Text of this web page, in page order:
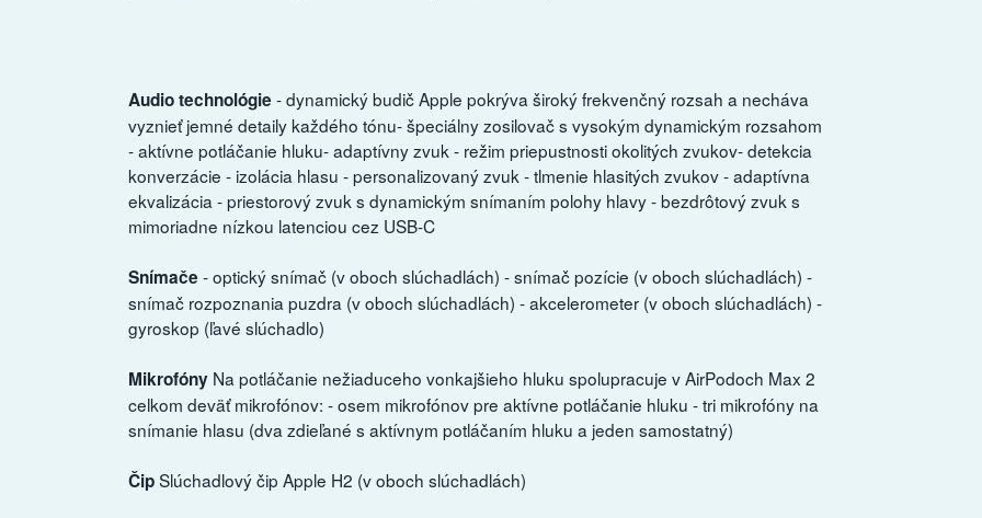
Audio technológie - dynamický budič Apple pokrýva široký frekvenčný rozsah a necháva
vyznieť jemné detaily každého tónu- špeciálny zosilovač s vysokým dynamickým rozsahom
- aktívne potláčanie hluku- adaptívny zvuk - režim priepustnosti okolitých zvukov- detekcia
konverzácie - izolácia hlasu - personalizovaný zvuk - tlmenie hlasitých zvukov - adaptívna
ekvalizácia - priestorový zvuk s dynamickým snímaním polohy hlavy - bezdrôtový zvuk s
mimoriadne nízkou latenciou cez USB-C
Snímače - optický snímač (v oboch slúchadlách) - snímač pozície (v oboch slúchadlách) -
snímač rozpoznania puzdra (v oboch slúchadlách) - akcelerometer (v oboch slúchadlách) -
gyroskop (ľavé slúchadlo)
Mikrofóny Na potláčanie nežiaduceho vonkajšieho hluku spolupracuje v AirPodoch Max 2
celkom deväť mikrofónov: - osem mikrofónov pre aktívne potláčanie hluku - tri mikrofóny na
snímanie hlasu (dva zdieľané s aktívnym potláčaním hluku a jeden samostatný)
ČipSlúchadlový čip Apple H2 (v oboch slúchadlách)